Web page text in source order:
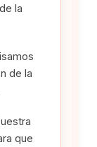
la
de la
que